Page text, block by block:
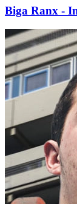
Biga Ranx -